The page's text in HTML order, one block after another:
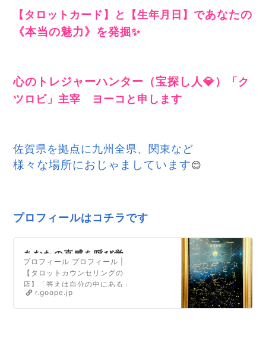
【タロットカード】と【生年月日】であなたの
《本当の魅力》 を発掘✨
心のトレジャーハンター（宝探し人💎）
「ク
ツロビ」主宰 ヨーコと申します
佐賀県を拠点に九州全県、関東など
様々な場所におじゃましています😊
プロフィールはコチラです
あなたの直感を呼び覚
ますタロット〜タロッ
トを日常に〜くつろぐ
日「クツロビ」
プロフィール プロフィール |
【タロットカウンセリングの
店】「答えは自分の中にある」
といいます。タロットカードを
用いて、あなた自身の中にある
r.goope.jp